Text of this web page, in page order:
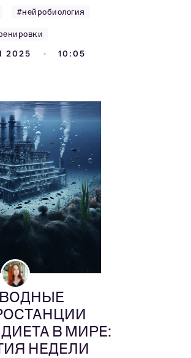
#нейробиология
2025 10:05
В МИРЕ:
НЕДЕЛИ